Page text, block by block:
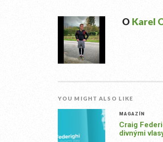
O Karel
YOU MIGHT ALSO LIKE
MAGAZÍN
Craig
divnými